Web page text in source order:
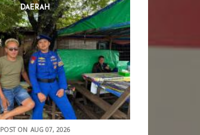
DAERAH
POST ON AUG 07, 2026